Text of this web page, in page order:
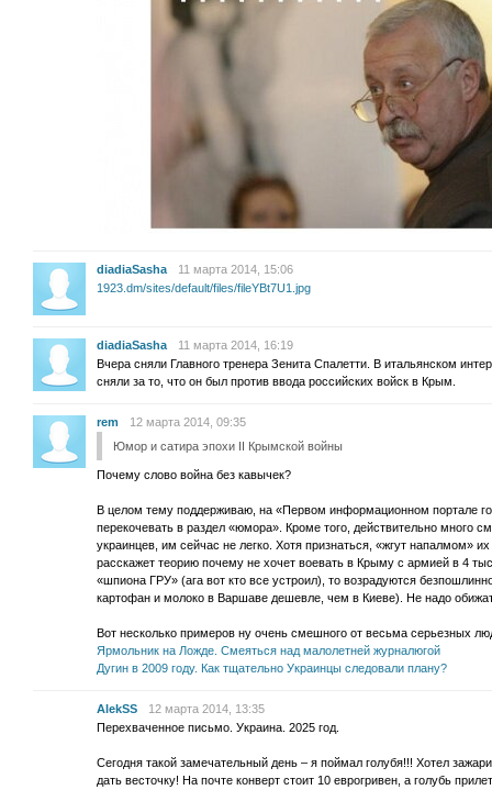
diadiaSasha
11 марта 2014, 15:06
1923.dm/sites/default/files/fileYBt7U1.jpg
diadiaSasha
11 марта 2014, 16:19
Вчера сняли Главного тренера Зенита Спалетти. В итальянском
сняли за то, что он был против ввода российских войск в Крым.
rem
12 марта 2014, 09:35
Юмор и сатира эпохи II Крымской войны
Почему слово война без кавычек?
В целом тему поддерживаю, на «Первом информационном портале
перекочевать в раздел «юмора». Кроме того, действительно много
украинцев, им сейчас не легко. Хотя признаться, «жгут напалмом»
расскажет теорию почему не хочет воевать в Крыму с армией в 4
«шпиона ГРУ» (ага вот кто все устроил), то возрадуются
картофан и молоко в Варшаве дешевле, чем в Киеве). Не надо
Вот несколько примеров ну очень смешного от весьма серьезных
Ярмольник на Ложде. Смеяться над малолетней журналюгой
Дугин в 2009 году. Как тщательно Украинцы следовали плану?
AlekSS
12 марта 2014, 13:35
Перехваченное письмо. Украина. 2025 год.
Сегодня такой замечательный день – я поймал голубя!!! Хотел
дать весточку! На почте конверт стоит 10 еврогривен, а голубь